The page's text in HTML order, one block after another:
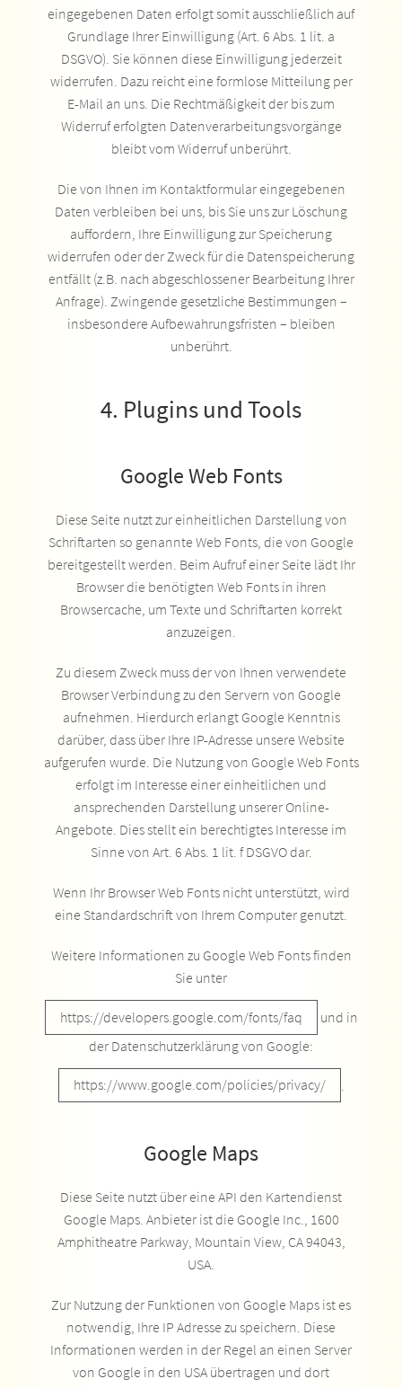
eingegebenen Daten erfolgt somit ausschließlich auf
Grundlage Ihrer Einwilligung (Art. 6 Abs. 1 lit. a
DSGVO). Sie können diese Einwilligung jederzeit
widerrufen. Dazu reicht eine formlose Mitteilung per
E-Mail an uns. Die Rechtmäßigkeit der bis zum
Widerruf erfolgten Datenverarbeitungsvorgänge
bleibt vom Widerruf unberührt.
Die von Ihnen im Kontaktformular eingegebenen
Daten verbleiben bei uns, bis Sie uns zur Löschung
auffordern, Ihre Einwilligung zur Speicherung
widerrufen oder der Zweck für die Datenspeicherung
entfällt (z.B. nach abgeschlossener Bearbeitung Ihrer
Anfrage). Zwingende gesetzliche Bestimmungen –
insbesondere Aufbewahrungsfristen – bleiben
unberührt.
4. Plugins und Tools
Google Web Fonts
Diese Seite nutzt zur einheitlichen Darstellung von
Schriftarten so genannte Web Fonts, die von Google
bereitgestellt werden. Beim Aufruf einer Seite lädt Ihr
Browser die benötigten Web Fonts in ihren
Browsercache, um Texte und Schriftarten korrekt
anzuzeigen.
Zu diesem Zweck muss der von Ihnen verwendete
Browser Verbindung zu den Servern von Google
aufnehmen. Hierdurch erlangt Google Kenntnis
darüber, dass über Ihre IP-Adresse unsere Website
aufgerufen wurde. Die Nutzung von Google Web Fonts
erfolgt im Interesse einer einheitlichen und
ansprechenden Darstellung unserer Online-
Angebote. Dies stellt ein berechtigtes Interesse im
Sinne von Art. 6 Abs. 1 lit. f DSGVO dar.
Wenn Ihr Browser Web Fonts nicht unterstützt, wird
eine Standardschrift von Ihrem Computer genutzt.
Weitere Informationen zu Google Web Fonts finden
Sie unter
https://developers.google.com/fonts/faq
und in
der Datenschutzerklärung von Google:
https://www.google.com/policies/privacy/
Google Maps
Diese Seite nutzt über eine API den Kartendienst
Google Maps. Anbieter ist die Google Inc., 1600
Amphitheatre Parkway, Mountain View, CA 94043,
USA.
Zur Nutzung der Funktionen von Google Maps ist es
notwendig, Ihre IP Adresse zu speichern. Diese
Informationen werden in der Regel an einen Server
von Google in den USA übertragen und dort